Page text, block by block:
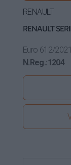
RENAULT
RENAULT
Euro 612/2021
N.Reg.:1204